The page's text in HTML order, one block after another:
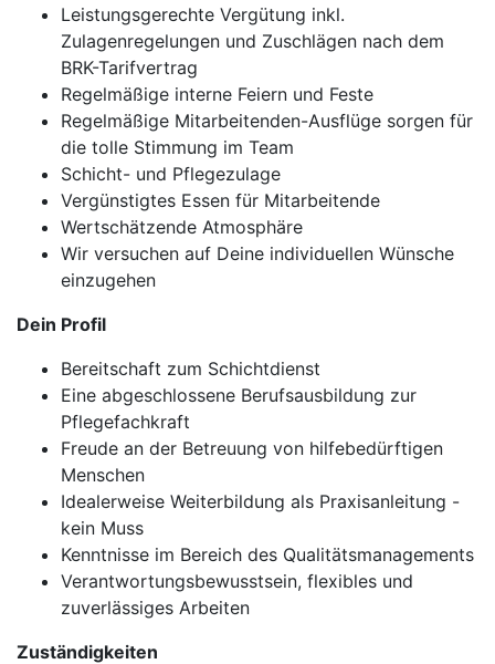
Leistungsgerechte Vergütung inkl.
Zulagenregelungen und Zuschlägen nach dem
BRK-Tarifvertrag
Regelmäßige interne Feiern und Feste
Regelmäßige Mitarbeitenden-Ausflüge sorgen für
die tolle Stimmung im Team
Schicht- und Pflegezulage
Vergünstigtes Essen für Mitarbeitende
Wertschätzende Atmosphäre
Wir versuchen auf Deine individuellen Wünsche
einzugehen
Dein Profil
Bereitschaft zum Schichtdienst
Eine abgeschlossene Berufsausbildung zur
Pflegefachkraft
Freude an der Betreuung von hilfebedürftigen
Menschen
Idealerweise Weiterbildung als Praxisanleitung -
kein Muss
Kenntnisse im Bereich des Qualitätsmanagements
Verantwortungsbewusstsein, flexibles und
zuverlässiges Arbeiten
Zuständigkeiten